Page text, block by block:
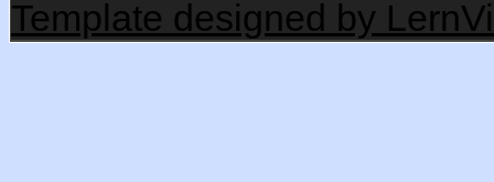
Template designed by